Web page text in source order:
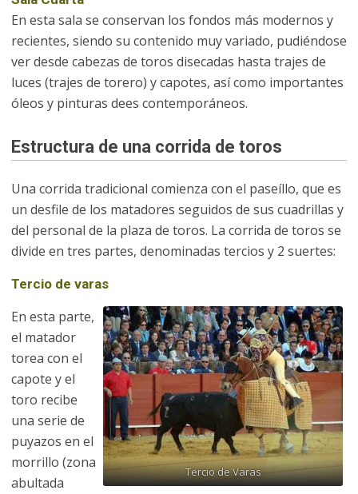
En esta sala se conservan los fondos más modernos y
recientes, siendo su contenido muy variado, pudiéndose
ver desde cabezas de toros disecadas hasta trajes de
luces (trajes de torero) y capotes, así como importantes
óleos y pinturas dees contemporáneos.
Estructura de una corrida de toros
Una corrida tradicional comienza con el paseíllo, que es
un desfile de los matadores seguidos de sus cuadrillas y
del personal de la plaza de toros. La corrida de toros se
divide en tres partes, denominadas tercios y 2 suertes:
Tercio de varas
Tercio de Varas
En esta parte,
el matador
torea con el
capote y el
toro recibe
una serie de
puyazos en el
morrillo (zona
abultada